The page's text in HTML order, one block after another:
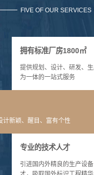
FIVE OF OUR SERVICES
拥有标准厂房1800㎡
提供规划、设计、研发、
为一体的一站式服务
计新颖、醒目、富有个性
专业的技术人才
引进国内外精良的生产设